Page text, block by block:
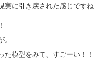
実に引き戻された感じですね
模型をみて、すごーい！！